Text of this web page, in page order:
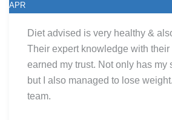
APR
Diet advised is very healthy &
Their expert knowledge with their
earned my trust. Not only has my
but I also managed to lose
team.